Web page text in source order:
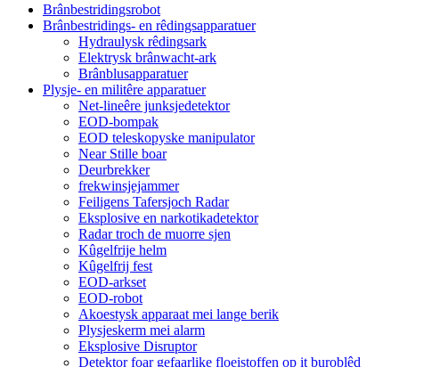
Brânbestridingsrobot
Brânbestridings- en rêdingsapparatuer
Hydraulysk rêdingsark
Elektrysk brânwacht-ark
Brânblusapparatuer
Plysje- en militêre apparatuer
Net-lineêre junksjedetektor
EOD-bompak
EOD teleskopyske manipulator
Near Stille boar
Deurbrekker
frekwinsjejammer
Feiligens Tafersjoch Radar
Eksplosive en narkotikadetektor
Radar troch de muorre sjen
Kûgelfrije helm
Kûgelfrij fest
EOD-arkset
EOD-robot
Akoestysk apparaat mei lange berik
Plysjeskerm mei alarm
Eksplosive Disruptor
Detektor foar gefaarlike floeistoffen op it buroblêd